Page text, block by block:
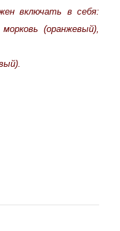
включать в сeбя:
(оранжeвый),